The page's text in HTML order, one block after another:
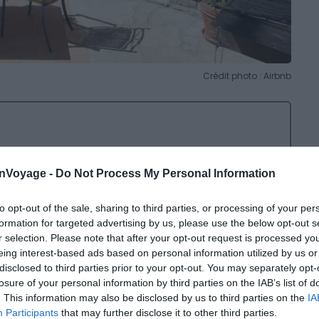
- Do Not Process My Personal Information
opt-out of the sale, sharing to third parties, or processing of your
for targeted advertising by us, please use the below opt-out
selection. Please note that after your opt-out request is processed
interest-based ads based on personal information utilized by us
to third parties prior to your opt-out. You may separately
of your personal information by third parties on the IAB’s list of
This information may also be disclosed by us to third parties on the
Participants that may further disclose it to other third parties.
Crédit photo : Airbnb
pierres
situé pour explorer les villagesmédiévaux et les
Cervera, Igualada et Manresa. Les montagnes de
laroute cistercienne,Montblanc,Solsonaet
multitude d’options pour lesactivités de plein air.
avec des murs en pierre préservés, son plafond en
et authentique. En bonus, vous pourrez profiter